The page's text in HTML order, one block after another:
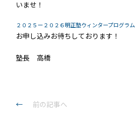
いませ！
２０２５ー２０２６明正塾ウィンタープログラム
お申し込みお待ちしております！
塾長 高橋
← 前の記事へ